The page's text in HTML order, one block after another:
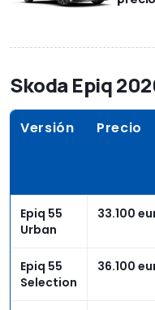
Skoda Epiq
Versión Precio
Epiq 55
Urban
33.100
Epiq 55
Selection
36.100